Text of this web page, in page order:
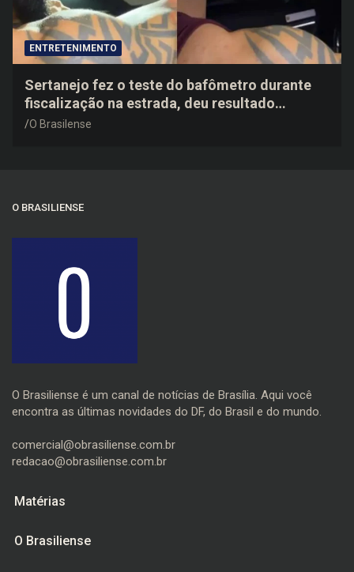
ENTRETENIMENTO
Sertanejo fez o teste do bafômetro durante
fiscalização na estrada, deu resultado
negativo e elogiou o trabalho dos agentes de
O Brasilense
O BRASILIENSE
O Brasiliense é um canal de notícias de Brasília. Aqui você
encontra as últimas novidades do DF, do Brasil e do mundo.
comercial@obrasiliense.com.br
redacao@obrasiliense.com.br
Matérias
O Brasiliense